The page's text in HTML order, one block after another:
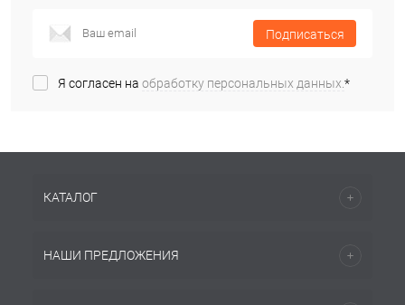
Подписаться
Я согласен на обработку персональных данных. *
КАТАЛОГ
НАШИ ПРЕДЛОЖЕНИЯ